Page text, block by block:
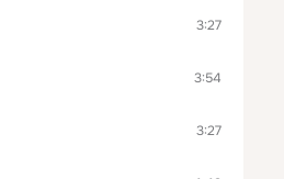
3:27
3:54
3:27